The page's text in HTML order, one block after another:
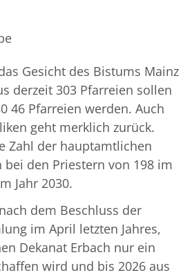
Gesicht des Bistums Mainz
derzeit 303 Pfarreien sollen
46 Pfarreien werden. Auch
geht merklich zurück.
Zahl der hauptamtlichen
den Priestern von 198 im
Jahr 2030.
dem Beschluss der
im April letzten Jahres,
Dekanat Erbach nur ein
wird und bis 2026 aus